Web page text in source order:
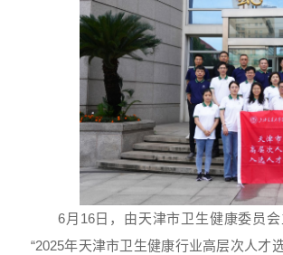
6月16日，由天津市卫生健康委员
“2025年天津市卫生健康行业高层次人才